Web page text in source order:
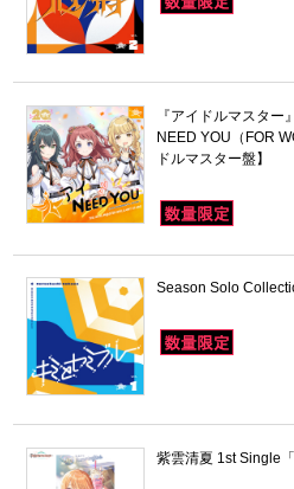
『アイドルマスター
NEED YOU（FOR
ドルマスター盤】
Season Solo
紫雲清夏 1st Single